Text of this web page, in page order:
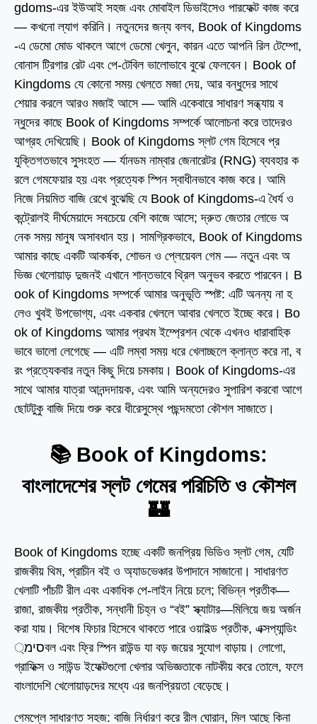
gdoms-এর ইউআই সহজ এবং মোবাইল ডিভাইসেও পারফেক্ট কাজ করে
— কখনো ল্যাগ করিনি। নতুনদের জন্য বলব, Book of Kingdoms
-এ ডেমো মোড থাকলে আগে ডেমো খেলুন, কারন এতে আপনি রিল টেম্পো,
বোনাস ট্রিগার রেট এবং পে-টেবিল ভালোভাবে বুঝে ফেলবেন। Book of
Kingdoms যে কোনো সময় খেলতে মজা দেয়, আর বন্ধুদের সাথে
শেয়ার করলে আরও মজাই আসে — আমি একেবারে সাধারণ সন্ধ্যায় ব
ন্ধুদের কাছে Book of Kingdoms সম্পর্কে আলোচনা করে তাদেরও
আগ্রহ দেখিয়েছি। Book of Kingdoms স্লট গেম হিসেবে প্র
যুক্তিগতভাবে সুসংহত — র্যানডম নাম্বার জেনারেটর (RNG) ব্যবহার ক
রলে গেমফেয়ার হয় এবং প্রত্যেক স্পিন স্বাধীনভাবে কাজ করে। আমি
নিজে নিয়মিত বাজি রেখে বুঝেছি যে Book of Kingdoms-এ ধৈর্য ও
কন্ট্রোলই দীর্ঘমেয়াদে সবচেয়ে বেশি কাজে আসে; দ্রুত জেতার লোভে অ
নেক সময় মানুষ অসাবধান হয়। সামগ্রিকভাবে, Book of Kingdoms
আমার কাছে একটি আকর্ষক, শোভন ও প্লেয়েবল গেম — নতুন এবং অ
ভিজ্ঞ খেলোয়াড় দুজনই এখানে শান্তভাবে থ্রিল অনুভব করতে পারবেন। B
ook of Kingdoms সম্পর্কে আমার অনুভূতি স্পষ্ট: এটি অনন্য না হ
লেও খুবই উপভোগ্য, এবং একবার খেললে আবার খেলতে ইচ্ছে করে। Bo
ok of Kingdoms আমার প্রথম ইম্প্রেশন থেকে এখনও ধারাবাহিক
ভাবে ভালো লেগেছে — এটি লম্বা সময় ধরে খেলাচ্ছলে ক্লান্ত করে না, ব
রং প্রত্যেকবার নতুন কিছু দিয়ে চমকায়। Book of Kingdoms-এর
সাথে আমার যাত্রা আনন্দদায়ক, এবং আমি অন্যদেরও সুপারিশ করবো আগে
ছোটটুকু বাজি দিয়ে শুরু করে ধীরেসুস্থে পছন্দমতো কৌশল সাজাতে।
📚 Book of Kingdoms:
বাংলাদেশের স্লট গেমের পরিচিতি ও কৌশল
🏰
Book of Kingdoms হচ্ছে একটি জনপ্রিয় ভিডিও স্লট গেম, যেটি
রাজকীয় থিম, প্রাচীন বই ও অ্যাডভেঞ্চার উপাদানে সাজানো। সাধারণত
খেলাটি পাঁচটি রীল এবং একাধিক পে-লাইন নিয়ে চলে; বিভিন্ন প্রতীক—
রাজা, রাজকীয় প্রতীক, সন্ধানী চিহ্ন ও “বই” স্ক্যাটার—মিলিয়ে জয় অর্জন
করা যায়। বিশেষ ফিচার হিসেবে থাকতে পারে ওয়াইল্ড প্রতীক, এক্সপ্যান্ডিং
סימ্বল এবং ফ্রি স্পিন রাউন্ড যা বড় জয়ের সুযোগ বাড়ায়। লোগো,
গ্রাফিক্স ও সাউন্ড ইফেক্টগুলো খেলার অভিজ্ঞতাকে নাটকীয় করে তোলে, ফলে
বাংলাদেশি খেলোয়াড়দের মধ্যে এর জনপ্রিয়তা বেড়েছে।
গেমপ্লে সাধারণত সহজ: বাজি নির্ধারণ করে রীল ঘোরান, মিল আছে কিনা